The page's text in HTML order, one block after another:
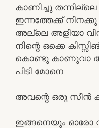
കാണിച്ചു
ഇന്നത്തേക്ക്
അല്ലെ അളിയാ
നിന്റെ ഒക്കെ
കൊണ്ടു കാണുവാ
പിടി മോനെ
അവന്റെ ഒരു സീൻ
ഇങ്ങനെയും ഓരോ